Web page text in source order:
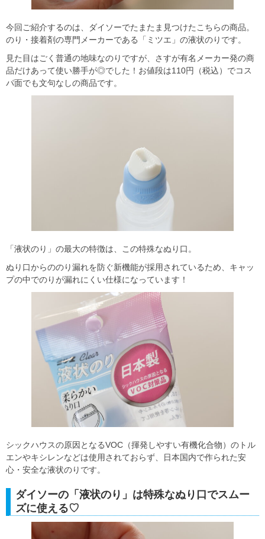
今回ご紹介するのは、ダイソーでたまたま見つけたこちらの商品。
のり・接着剤の専門メーカーである「ミツエ」の液状のりです。
見た目はごく普通の地味なのりですが、さすが有名メーカー発の商
品だけあって使い勝手が◎でした！お値段は110円（税込）でコス
パ面でも文句なしの商品です。
「液状のり」の最大の特徴は、この特殊なぬり口。
ぬり口からののり漏れを防ぐ新機能が採用されているため、キャッ
プの中でのりが漏れにくい仕様になっています！
シックハウスの原因となるVOC（揮発しやすい有機化合物）のトル
エンやキシレンなどは使用されておらず、日本国内で作られた安
心・安全な液状のりです。
ダイソーの「液状のり」は特殊なぬり口でスムー
ズに使える♡